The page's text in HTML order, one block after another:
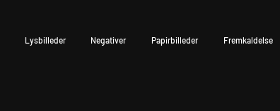
Lysbilleder Negativer Papirbilleder Fremkaldelse